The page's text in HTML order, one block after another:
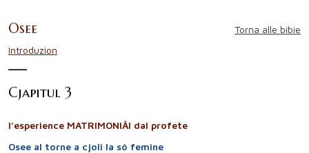
Osee
Introduzion
Torna alle bibie
Cjapitul 3
l’esperience MATRIMONIÂl dal profete
Osee al torne a cjoli la sô femine